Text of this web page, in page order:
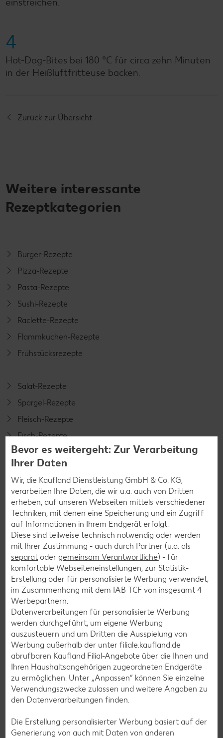
4
Hot-Dog-Bites bei 180 °C für circa zehn Minuten
in der Heißluftfritteuse backen.
Zurück zur Übersicht
Weitere interessante
Rezeptkategorien
Burger-Rezepte
Pizza-Rezepte
Pasta-Rezepte
Sushi-Rezepte
Raclette-Rezepte
Flammkuchen-Rezepte
Frühstücksrezepte
Salat-Rezepte
Spargel-Rezepte
Fleisch-Rezepte
Fisch-Rezepte
Geflügel-Rezepte
Lamm-Rezepte
Grill-Rezepte
Muffin-Rezepte
Apfelkuchen-Rezepte
Schokokuchen-Rezepte
Torten-Rezepte
Eis-Rezepte
Pfannkuchen-Rezepte
Plätzchen-Rezepte
Smoothie-Rezepte
Bowle-Rezepte
Cocktail-Rezepte
Avocado-Rezepte
Blaubeer-Rezepte
Bevor es weitergeht: Zur Verarbeitung
Ihrer Daten
Wir, die Kaufland Dienstleistung GmbH & Co. KG,
verarbeiten Ihre Daten, die wir u.a. auch von Dritten
erheben, auf unseren Webseiten mittels verschiedener
Techniken, mit denen eine Speicherung und ein Zugriff
auf Informationen in Ihrem Endgerät erfolgt.
Diese sind teilweise technisch notwendig oder werden
mit Ihrer Zustimmung - auch durch Partner (u.a. als
separat oder gemeinsam Verantwortliche) - für
komfortable Webseiteneinstellungen, zur Statistik-
Erstellung oder für personalisierte Werbung verwendet;
im Zusammenhang mit dem IAB TCF von insgesamt 4
Werbepartnern.
Datenverarbeitungen für personalisierte Werbung
werden durchgeführt, um eigene Werbung
auszusteuern und um Dritten die Ausspielung von
Werbung außerhalb der unter filiale.kaufland.de
abrufbaren Kaufland Filial-Angebote über die Ihnen und
Ihren Haushaltsangehörigen zugeordneten Endgeräte
zu ermöglichen. Unter „Anpassen“ können Sie einzelne
Verwendungszwecke zulassen und weitere Angaben zu
den Datenverarbeitungen finden.
Die Erstellung personalisierter Werbung basiert auf der
Generierung von auch mit Daten von anderen